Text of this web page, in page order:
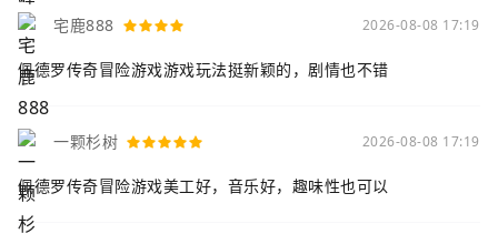
宅鹿888 2026-08-08 17:19
佩德罗传奇冒险游戏游戏玩法挺新颖的，剧情也不错
一颗杉树 2026-08-08 17:19
佩德罗传奇冒险游戏美工好，音乐好，趣味性也可以